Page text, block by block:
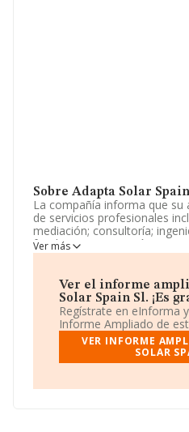
Sobre Adapta Solar
La compañía informa que su
de servicios profesionales
mediación; consultoría;
facultativa; supervisión,
proyectos y estudios, para
La sociedad está registrada
Clasifica su actividad CNAE
energía eléctrica a partir de
3512. No realiza actividad de
exportación.
La compañíaAdapta Solar
Castellana núm. 180 Bis
Ver más
Ver el informe
Solar Spain Sl. ¡Es
Regístrate en eInforma
Informe Ampliado de
VER INFORME
SOLAR